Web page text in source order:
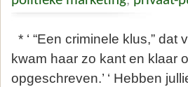
* ‘ “Een criminele klus,” dat
kwam haar zo kant en klaar
opgeschreven.’ ‘ Hebben